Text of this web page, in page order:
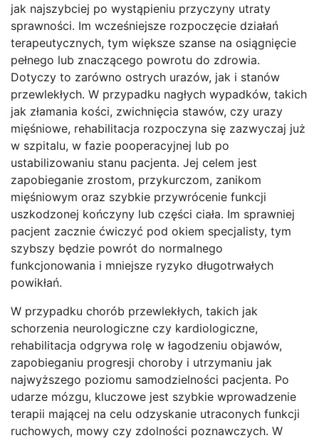
jak najszybciej po wystąpieniu przyczyny utraty
sprawności. Im wcześniejsze rozpoczęcie działań
terapeutycznych, tym większe szanse na osiągnięcie
pełnego lub znaczącego powrotu do zdrowia.
Dotyczy to zarówno ostrych urazów, jak i stanów
przewlekłych. W przypadku nagłych wypadków, takich
jak złamania kości, zwichnięcia stawów, czy urazy
mięśniowe, rehabilitacja rozpoczyna się zazwyczaj już
w szpitalu, w fazie pooperacyjnej lub po
ustabilizowaniu stanu pacjenta. Jej celem jest
zapobieganie zrostom, przykurczom, zanikom
mięśniowym oraz szybkie przywrócenie funkcji
uszkodzonej kończyny lub części ciała. Im sprawniej
pacjent zacznie ćwiczyć pod okiem specjalisty, tym
szybszy będzie powrót do normalnego
funkcjonowania i mniejsze ryzyko długotrwałych
powikłań.
W przypadku chorób przewlekłych, takich jak
schorzenia neurologiczne czy kardiologiczne,
rehabilitacja odgrywa rolę w łagodzeniu objawów,
zapobieganiu progresji choroby i utrzymaniu jak
najwyższego poziomu samodzielności pacjenta. Po
udarze mózgu, kluczowe jest szybkie wprowadzenie
terapii mającej na celu odzyskanie utraconych funkcji
ruchowych, mowy czy zdolności poznawczych. W